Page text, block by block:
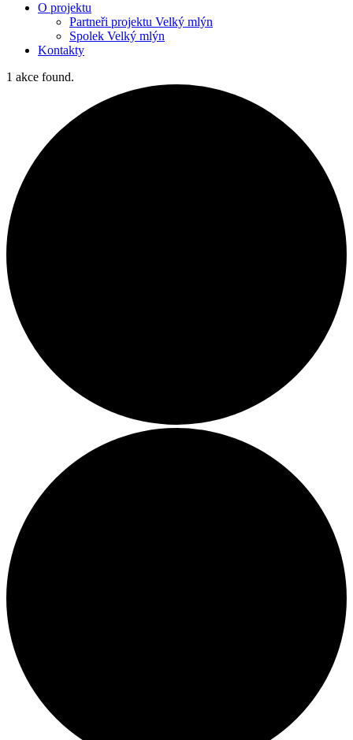
O projektu
Partneři projektu Velký mlýn
Spolek Velký mlýn
Kontakty
1 akce found.